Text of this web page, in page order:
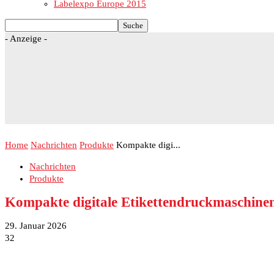
Labelexpo Europe 2015
- Anzeige -
Home Nachrichten Produkte Kompakte digi...
Nachrichten
Produkte
Kompakte digitale
29. Januar 2026
32